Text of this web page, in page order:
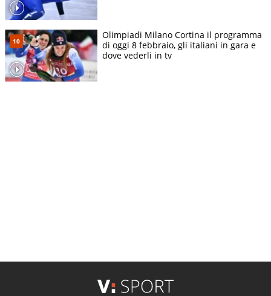
Olimpiadi Milano Cortina il programma
di oggi 8 febbraio, gli italiani in gara e
dove vederli in tv